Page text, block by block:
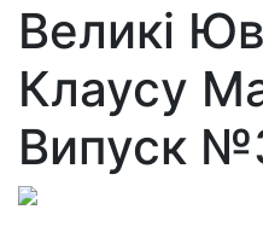
Великі
Клаусу
Випуск